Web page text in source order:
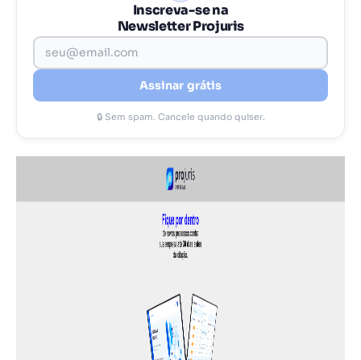
Inscreva-se na
Newsletter Projuris
Assinar grátis
🔒 Sem spam. Cancele quando quiser.